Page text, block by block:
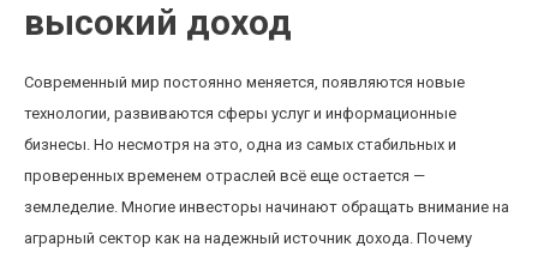
высокий доход
Современный мир постоянно меняется, появляются новые
технологии, развиваются сферы услуг и информационные
бизнесы. Но несмотря на это, одна из самых стабильных и
проверенных временем отраслей всё еще остается —
земледелие. Многие инвесторы начинают обращать внимание на
аграрный сектор как на надежный источник дохода. Почему